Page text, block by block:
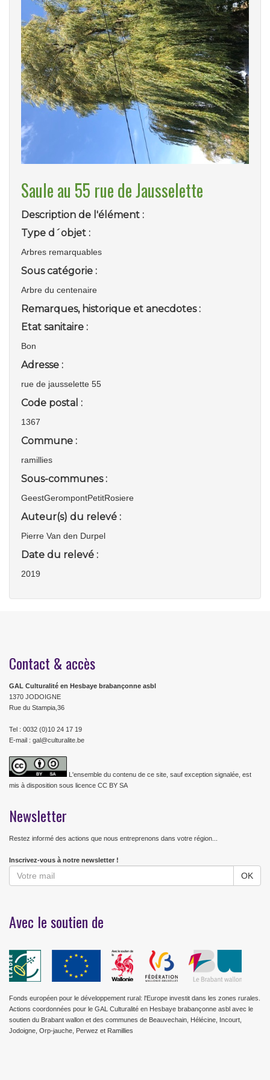
Saule au 55 rue de Jausselette
Description de l'élément :
Type d´objet :
Arbres remarquables
Sous catégorie :
Arbre du centenaire
Remarques, historique et anecdotes :
Etat sanitaire :
Bon
Adresse :
rue de jausselette 55
Code postal :
1367
Commune :
ramillies
Sous-communes :
GeestGerompontPetitRosiere
Auteur(s) du relevé :
Pierre Van den Durpel
Date du relevé :
2019
Contact & accès
GAL Culturalité en Hesbaye brabançonne asbl
1370 JODOIGNE
Rue du Stampia,36
Tel : 0032 (0)10 24 17 19
E-mail : gal@culturalite.be
L'ensemble du contenu de ce site, sauf exception signalée, est
mis à disposition sous licence CC BY SA
Newsletter
Restez informé des actions que nous entreprenons dans votre région...
Inscrivez-vous à notre newsletter !
Avec le soutien de
Fonds européen pour le développement rural: l'Europe investit dans les zones rurales.
Actions coordonnées pour le GAL Culturalité en Hesbaye brabançonne asbl avec le
soutien du Brabant wallon et des communes de Beauvechain, Hélécine, Incourt,
Jodoigne, Orp-jauche, Perwez et Ramillies